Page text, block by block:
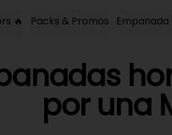
🔥 Packs & Promos Empanada
por una